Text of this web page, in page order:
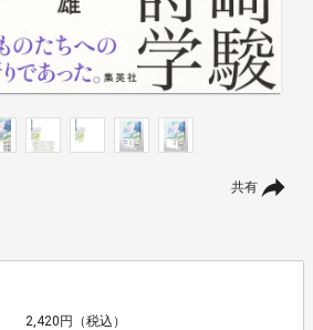
共有
2,420円（税込）